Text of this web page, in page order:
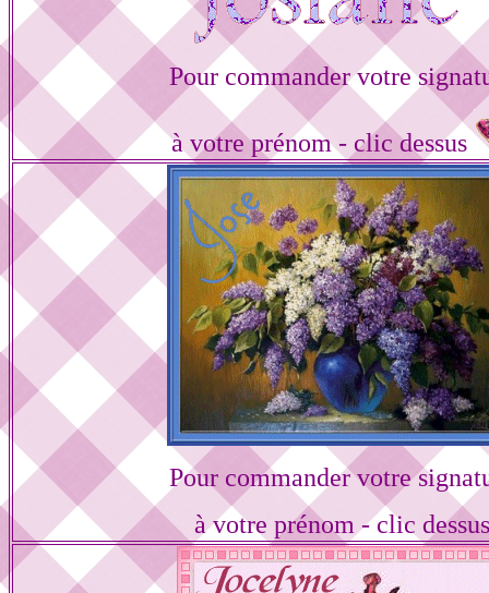
Pour commander votre
à votre prénom - clic dessus
Pour commander votre
à votre prénom - clic dessus